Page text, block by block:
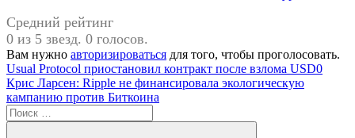
Средний рейтинг
0 из 5 звезд. 0 голосов.
Вам нужно авторизироваться для того, чтобы проголосовать.
Навигация
по
записям
Предыдущая
запись:
Usual Protocol приостановил контракт после взлома USD0
Следующая
запись:
Крис Ларсен: Ripple не финансировала экологическую
кампанию против Биткоина
Поиск
для: